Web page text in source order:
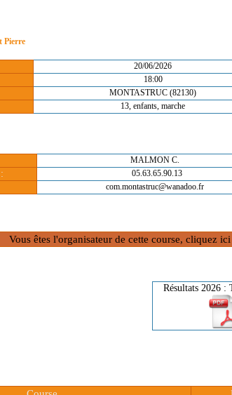
Pierre
20/06/2026
18:00
MONTASTRUC (82130)
13, enfants, marche
MALMON C.
05.63.65.90.13
com.montastruc@wanadoo.fr
Vous êtes l'organisateur de cette course, cliquez
Résultats 2026 :